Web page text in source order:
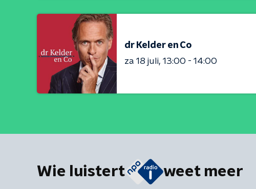
dr Kelder en Co
za 18 juli 13:00 - 14:00
Wie luistert weet meer